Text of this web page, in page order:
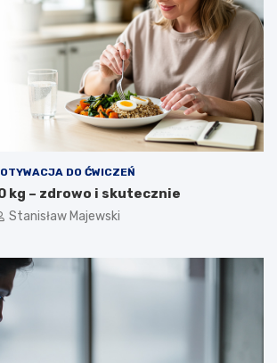
DO ĆWICZEŃ
kg – zdrowo i skutecznie
Stanisław Majewski